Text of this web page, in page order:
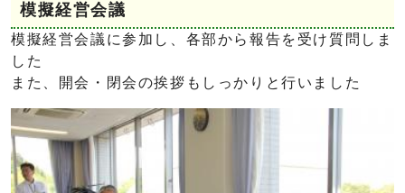
模擬経営会議
模擬経営会議に参加し、各部から報告を受け質問しま
した
また、開会・閉会の挨拶もしっかりと行いました